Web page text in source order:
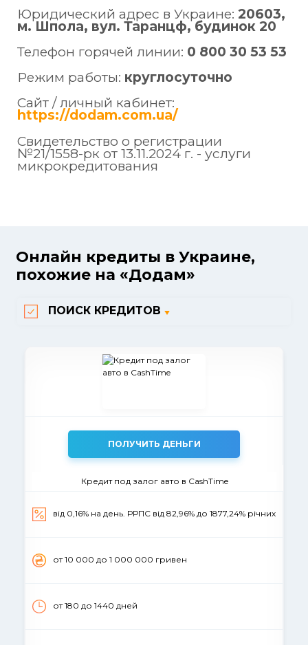
Юридический адрес в Украине: 20603,
м. Шпола, вул. Таранцф, будинок 20
Телефон горячей линии: 0 800 30 53 53
Режим работы: круглосуточно
Сайт / личный кабинет:
https://dodam.com.ua/
Свидетельство о регистрации
№21/1558-рк от 13.11.2024 г. - услуги
микрокредитования
Онлайн кредиты в Украине,
похожие на «Додам»
ПОИСК КРЕДИТОВ
ПОЛУЧИТЬ ДЕНЬГИ
Кредит под залог авто в CashTime
від 0,16% на день. РРПС від 82,96% до 1877,24% річних
от 10 000 до 1 000 000 гривен
от 180 до 1440 дней